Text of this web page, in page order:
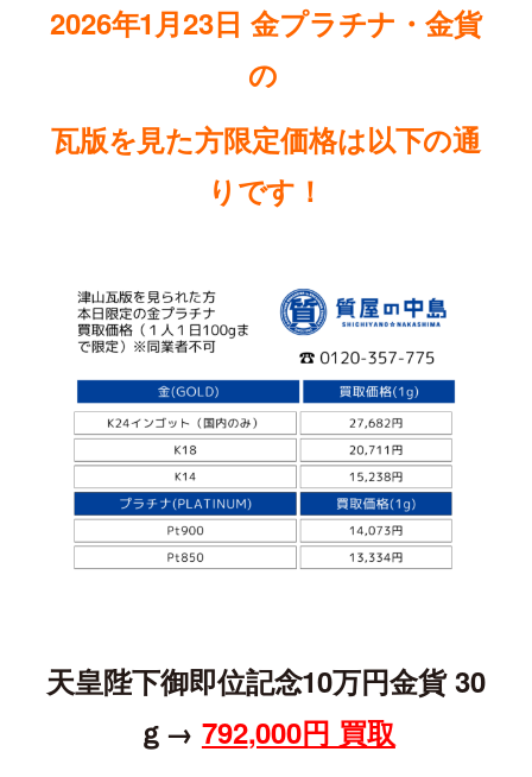
2026年1月23日 金プラチナ・金貨
の
瓦版を見た方限定価格は以下の通
りです ！
天皇陛下御即位記念10万円金貨 30
ｇ→ 792,000円 買取